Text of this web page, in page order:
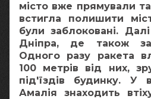
місто вже прямували
встигла полишити
були заблоковані.
Дніпра, де також
Одного разу ракета
100 метрів від них,
під'їздів будинку. У
Амалія знаходить